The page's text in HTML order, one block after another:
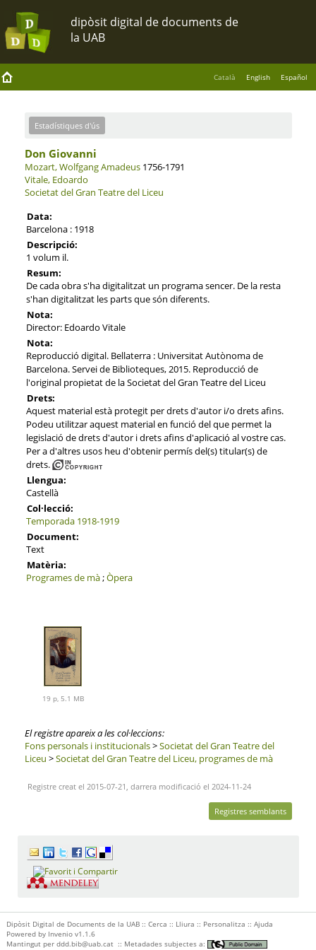
Català English Español
Estadístiques d'ús
Don Giovanni
Mozart, Wolfgang Amadeus1756-1791
Vitale, Edoardo
Societat del Gran Teatre del Liceu
Data:
Barcelona : 1918
Descripció:
1 volum il.
Resum:
De cada obra s'ha digitalitzat un programa sencer. De la resta
s'han digitalitzat les parts que són diferents.
Nota:
Director: Edoardo Vitale
Nota:
Reproducció digital. Bellaterra : Universitat Autònoma de
Barcelona. Servei de Biblioteques, 2015. Reproducció de
l'original propietat de la Societat del Gran Teatre del Liceu
Drets:
Aquest material està protegit per drets d'autor i/o drets afins.
Podeu utilitzar aquest material en funció del que permet la
legislació de drets d'autor i drets afins d'aplicació al vostre cas.
Per a d'altres usos heu d'obtenir permís del(s) titular(s) de
drets.
Llengua:
Castellà
Col·lecció:
Temporada 1918-1919
Document:
Text
Matèria:
Programes de mà;Òpera
19 p, 5.1 MB
El registre apareix a les col·leccions:
Fons personals i institucionals>Societat del Gran Teatre del
Liceu >Societat del Gran Teatre del Liceu, programes de mà
Registre creat el 2015-07-21, darrera modificació el 2024-11-24
Registres semblants
Dipòsit Digital de Documents de la UAB :: Cerca :: Lliura :: Personalitza :: Ajuda
Powered by Inveniov1.1.6
Mantingut per ddd.bib@uab.cat:: Metadades subjectes a: